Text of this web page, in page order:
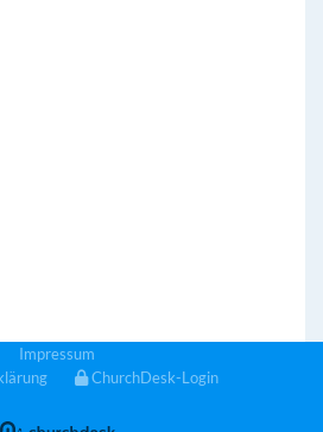
Impressum
ChurchDesk-Login